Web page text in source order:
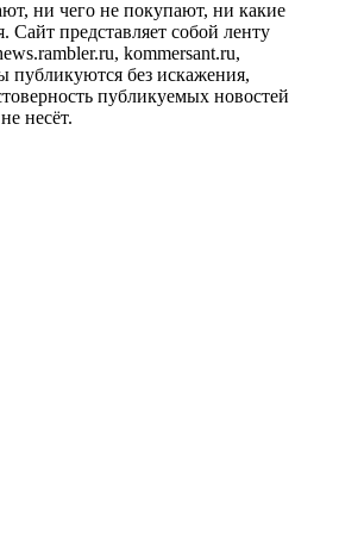
ни чего не покупают, ни какие
Сайт представляет собой ленту
kommersant.ru,
публикуются без искажения,
публикуемых новостей
несёт.